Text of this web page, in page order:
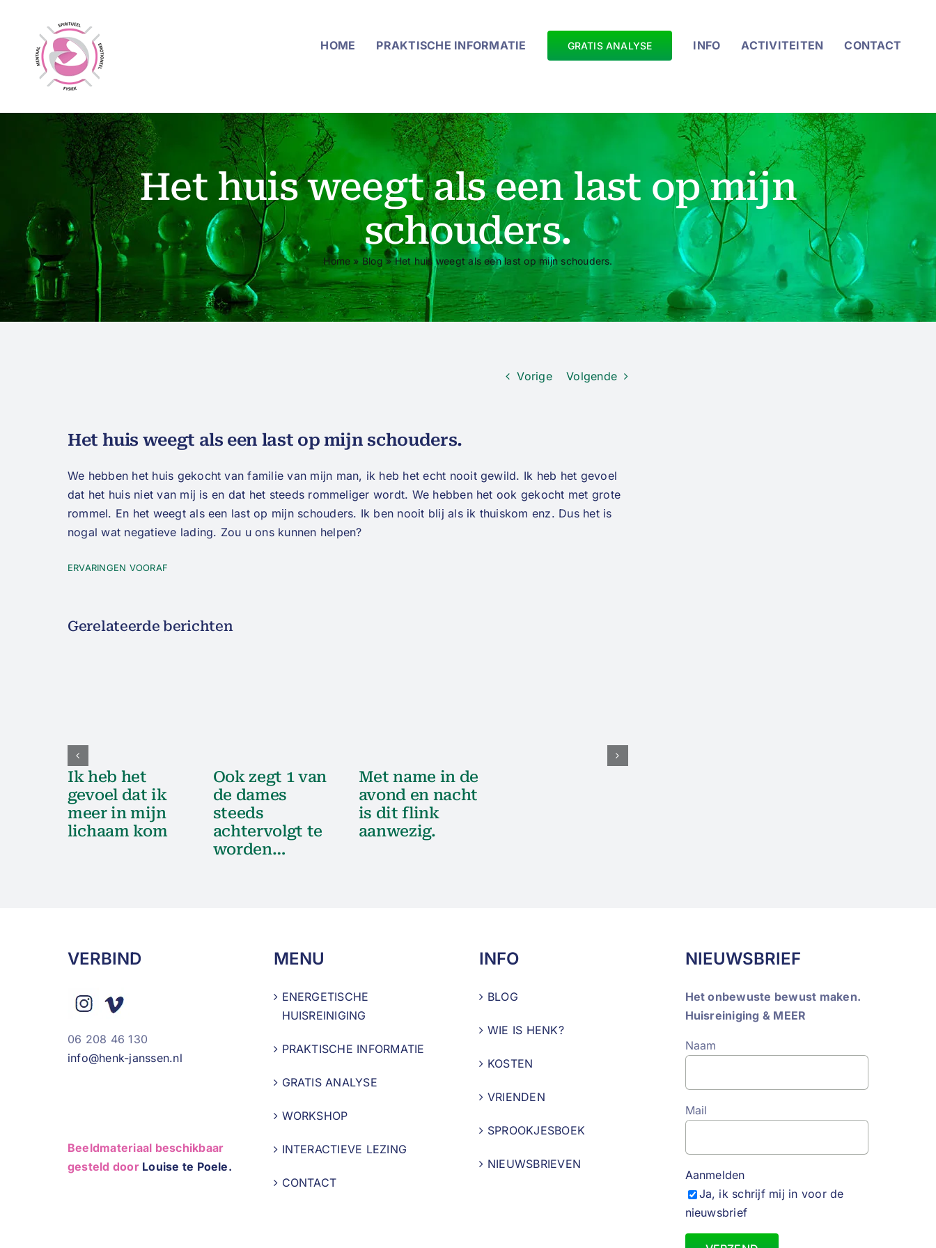
HOME PRAKTISCHE INFORMATIE GRATIS ANALYSE INFO ACTIVITEITEN CONTACT
Het huis weegt als een last op mijn
schouders.
Home » Blog »Het huis weegt als een last op mijn schouders.
Vorige Volgende
Het huis weegt als een last op mijn schouders.
We hebben het huis gekocht van familie van mijn man, ik heb het echt nooit gewild. Ik heb het gevoel
dat het huis niet van mij is en dat het steeds rommeliger wordt. We hebben het ook gekocht met grote
rommel. En het weegt als een last op mijn schouders. Ik ben nooit blij als ik thuiskom enz. Dus het is
nogal wat negatieve lading. Zou u ons kunnen helpen?
ERVARINGEN VOORAF
Gerelateerde berichten
Ik heb het
gevoel dat ik
meer in mijn
lichaam kom
Ook zegt 1 van
de dames
steeds
achtervolgt te
worden…
Met name in de
avond en nacht
is dit flink
aanwezig.
VERBIND
06 208 46 130
info@henk-janssen.nl
Beeldmateriaal beschikbaar
gesteld door Louise te Poele.
MENU
ENERGETISCHE
HUISREINIGING
PRAKTISCHE INFORMATIE
GRATIS ANALYSE
WORKSHOP
INTERACTIEVE LEZING
CONTACT
INFO
BLOG
WIE IS HENK?
KOSTEN
VRIENDEN
SPROOKJESBOEK
NIEUWSBRIEVEN
NIEUWSBRIEF
Het onbewuste bewust maken.
Huisreiniging & MEER
Naam
Mail
Aanmelden
Ja, ik schrijf mij in voor de
nieuwsbrief